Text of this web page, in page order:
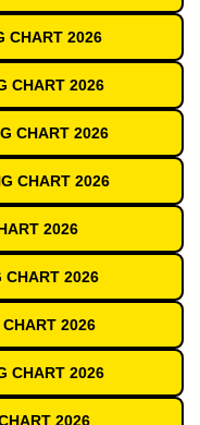
CHART 2026
CHART 2026
CHART 2026
CHART 2026
2026
CHART 2026
2026
CHART 2026
2026